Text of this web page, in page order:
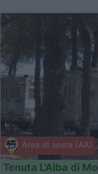
Area di sosta (AA)
Tenuta L'Alba di